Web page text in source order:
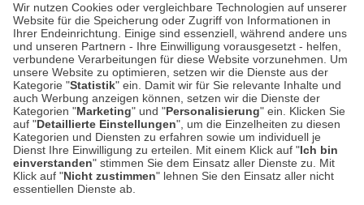
Wir nutzen Cookies oder vergleichbare Technologien auf unserer
Website für die Speicherung oder Zugriff von Informationen in
Ihrer Endeinrichtung. Einige sind essenziell, während andere uns
und unseren Partnern - Ihre Einwilligung vorausgesetzt - helfen,
verbundene Verarbeitungen für diese Website vorzunehmen. Um
unsere Website zu optimieren, setzen wir die Dienste aus der
Kategorie "Statistik" ein. Damit wir für Sie relevante Inhalte und
auch Werbung anzeigen können, setzen wir die Dienste der
Kategorien "Marketing" und "Personalisierung" ein. Klicken Sie
auf "Detaillierte Einstellungen", um die Einzelheiten zu diesen
Kategorien und Diensten zu erfahren sowie um individuell je
Dienst Ihre Einwilligung zu erteilen. Mit einem Klick auf "Ich bin
einverstanden" stimmen Sie dem Einsatz aller Dienste zu. Mit
Klick auf "Nicht zustimmen" lehnen Sie den Einsatz aller nicht
essentiellen Dienste ab.
Unser Geschäft in Meckenheim
Auf dem Steinbüchel 6
53340 Meckenheim
Montag bis Samstag 9:00 Uhr bis 18:00 Uhr
weitere Information
Hier finden Sie uns im Netz